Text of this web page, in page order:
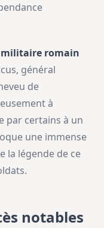
militaire romain
général
de
à
par certains à un
une immense
la légende de ce
notables